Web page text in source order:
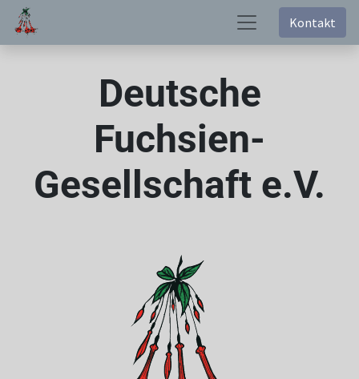
Kontakt
Deutsche
Fuchsien-
Gesellschaft e.V.